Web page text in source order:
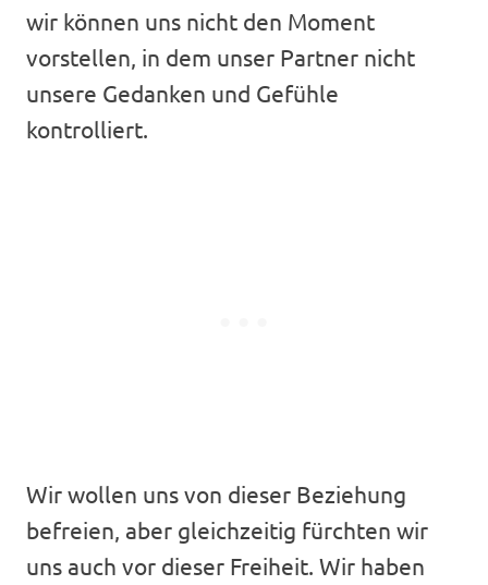
wir können uns nicht den Moment
vorstellen, in dem unser Partner nicht
unsere Gedanken und Gefühle
kontrolliert.
Wir wollen uns von dieser Beziehung
befreien, aber gleichzeitig fürchten wir
uns auch vor dieser Freiheit. Wir haben